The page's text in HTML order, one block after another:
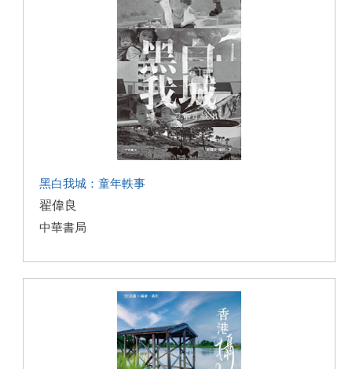
黑白我城：童年軼事
翟偉良
中華書局